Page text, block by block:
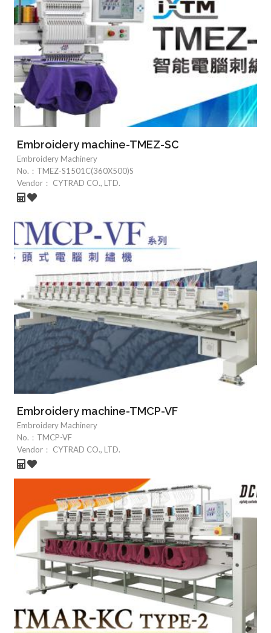
Embroidery machine-TMEZ-SC
Embroidery Machinery
No.： TMEZ-S1501C(360X500)S
Vendor：
CYTRAD CO., LTD.
Embroidery machine-TMCP-VF
Embroidery Machinery
No.： TMCP-VF
Vendor：
CYTRAD CO., LTD.